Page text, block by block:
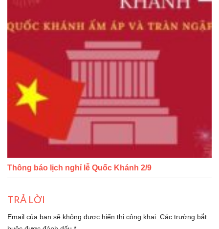
Thông báo lịch nghỉ lễ Quốc Khánh 2/9
TRẢ LỜI
Email của bạn sẽ không được hiển thị công khai. Các trường bắt